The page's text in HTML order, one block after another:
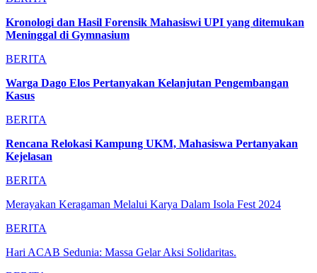
Kronologi dan Hasil Forensik Mahasiswi UPI yang ditemukan
Meninggal di Gymnasium
BERITA
Warga Dago Elos Pertanyakan Kelanjutan Pengembangan
Kasus
BERITA
Rencana Relokasi Kampung UKM, Mahasiswa Pertanyakan
Kejelasan
BERITA
Merayakan Keragaman Melalui Karya Dalam Isola Fest 2024
BERITA
Hari ACAB Sedunia: Massa Gelar Aksi Solidaritas.